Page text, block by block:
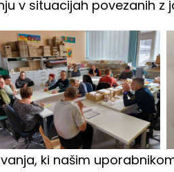
v situacijah povezanih z
ki našim